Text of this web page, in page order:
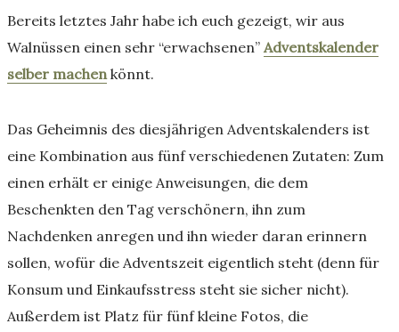
Bereits letztes Jahr habe ich euch gezeigt, wir aus
Walnüssen einen sehr “erwachsenen” Adventskalender
selber machen könnt.
Das Geheimnis des diesjährigen Adventskalenders ist
eine Kombination aus fünf verschiedenen Zutaten: Zum
einen erhält er einige Anweisungen, die dem
Beschenkten den Tag verschönern, ihn zum
Nachdenken anregen und ihn wieder daran erinnern
sollen, wofür die Adventszeit eigentlich steht (denn für
Konsum und Einkaufsstress steht sie sicher nicht).
Außerdem ist Platz für fünf kleine Fotos, die